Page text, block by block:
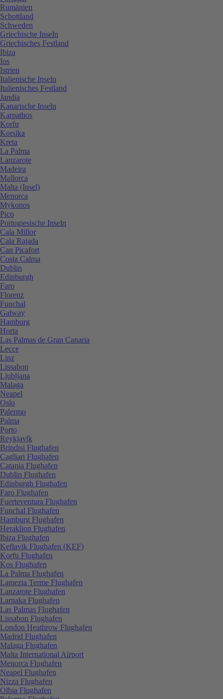
Rumänien
Schottland
Schweden
Griechische Inseln
Griechisches Festland
Ibiza
Ios
Istrien
Italienische Inseln
Italienisches Festland
Jandia
Kanarische Inseln
Karpathos
Korfu
Korsika
Kreta
La Palma
Lanzarote
Madeira
Mallorca
Malta (Insel)
Menorca
Mykonos
Pico
Portugiesische Inseln
Cala Millor
Cala Rajada
Can Picafort
Costa Calma
Dublin
Edinburgh
Faro
Florenz
Funchal
Galway
Hamburg
Horta
Las Palmas de Gran Canaria
Lecce
Linz
Lissabon
Ljubljana
Malaga
Neapel
Oslo
Palermo
Palma
Porto
Reykjavík
Brindisi Flughafen
Cagliari Flughafen
Catania Flughafen
Dublin Flughafen
Edinburgh Flughafen
Faro Flughafen
Fuerteventura Flughafen
Funchal Flughafen
Hamburg Flughafen
Heraklion Flughafen
Ibiza Flughafen
Keflavik Flughafen (KEF)
Korfu Flughafen
Kos Flughafen
La Palma Flughafen
Lamezia Terme Flughafen
Lanzarote Flughafen
Larnaka Flughafen
Las Palmas Flughafen
Lissabon Flughafen
London Heathrow Flughafen
Madrid Flughafen
Malaga Flughafen
Malta International Airport
Menorca Flughafen
Neapel Flughafen
Nizza Flughafen
Olbia Flughafen